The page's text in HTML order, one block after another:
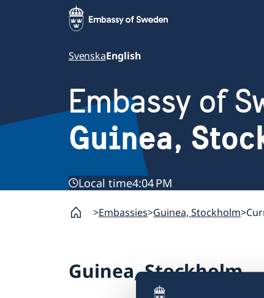
SvenskaEnglish
Embassy of
Guinea,
Local time4:04 PM
Embassies Guinea, Stockholm
Guinea, Stockholm